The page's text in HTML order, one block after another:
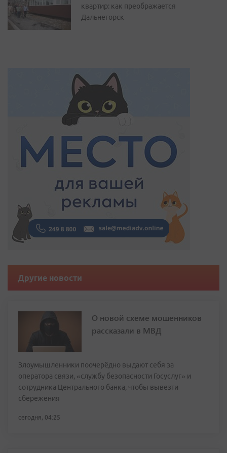
квартир: как преображается
Дальнегорск
Другие новости
О новой схеме мошенников
рассказали в МВД
Злоумышленники поочерёдно выдают себя за
оператора связи, «службу безопасности Госуслуг» и
сотрудника Центрального банка, чтобы вывезти
сбережения
сегодня, 04:25